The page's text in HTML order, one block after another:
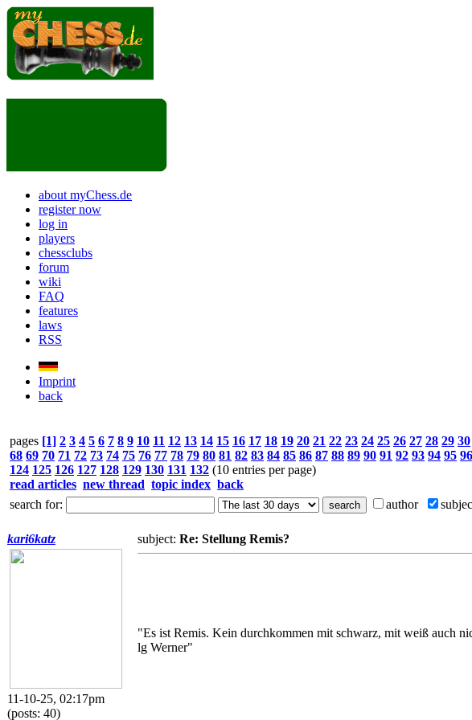
about myChess.de
register now
log in
players
chessclubs
forum
wiki
FAQ
features
laws
RSS
Imprint
back
pages [1] 2 3 4 5 6 7 8 9 10 11 12 13 14 15 16 17 18 19 20 21 22 23 24 25 26 27 28 29 30
68 69 70 71 72 73 74 75 76 77 78 79 80 81 82 83 84 85 86 87 88 89 90 91 92 93 94 95 96
124 125 126 127 128 129 130 131 132 (10 entries per page)
read articles new thread topic index back
search for:
author
kari6katz
11-10-25, 02:17pm
(posts: 40)
subject: Re: Stellung Remis?
"Es ist Remis. Kein durchkommen mit schwarz, mit weiß auch
lg Werner"